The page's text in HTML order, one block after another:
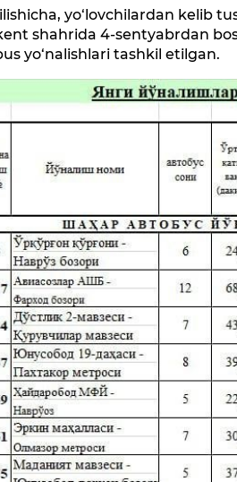
yo‘lovchilardan kelib
shahrida 4-sentyabrdan
yo‘nalishlari tashkil etilgan.